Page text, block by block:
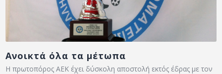
Ανοικτά όλα τα μέτωπα
Η πρωτοπόρος ΑΕΚ έχει δύσκολη αποστολή εκτός έδρας με τον